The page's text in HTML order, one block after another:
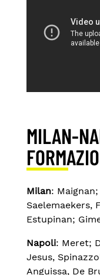
MILAN-
Milan:
Saelemaekers,
Estupinan;
Napoli: Meret;
Jesus,
Anguissa, De